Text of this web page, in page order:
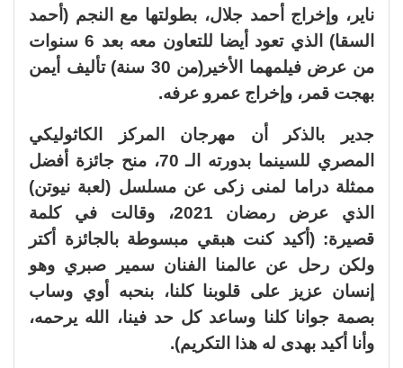
ناير، وإخراج أحمد جلال، بطولتها مع النجم (أحمد
السقا) الذي تعود أيضا للتعاون معه بعد 6 سنوات
من عرض فيلمهما الأخير(من 30 سنة) تأليف أيمن
بهجت قمر، وإخراج عمرو عرفه.
جدير بالذكر أن مهرجان المركز الكاثوليكي
المصري للسينما بدورته الـ 70، منح جائزة أفضل
ممثلة دراما لمنى زكى عن مسلسل (لعبة نيوتن)
الذي عرض رمضان 2021، وقالت في كلمة
قصيرة: (أكيد كنت هبقي مبسوطة بالجائزة أكتر
ولكن رحل عن عالمنا الفنان سمير صبري وهو
إنسان عزيز على قلوبنا كلنا، بنحبه أوي وساب
بصمة جوانا كلنا وساعد كل حد فينا، الله يرحمه،
وأنا أكيد بهدى له هذا التكريم).